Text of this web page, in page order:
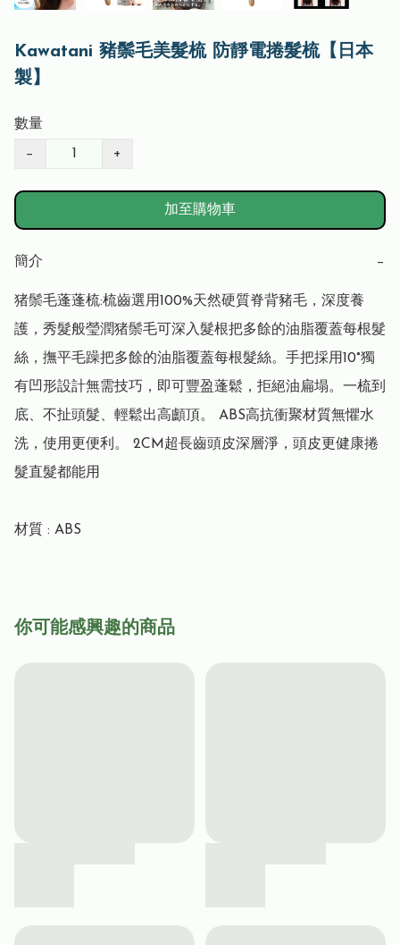
Kawatani 豬鬃毛美髮梳 防靜電捲髮梳【日本
製】
數量
− +
加至購物車
簡介 −
猪鬃毛蓬蓬梳:梳齒選用100%天然硬質脊背豬毛，深度養
護，秀髮般瑩潤猪鬃毛可深入髮根把多餘的油脂覆蓋每根髮
絲，撫平毛躁把多餘的油脂覆蓋每根髮絲。手把採用10°獨
有凹形設計無需技巧，即可豐盈蓬鬆，拒絕油扁塌。一梳到
底、不扯頭髮、輕鬆出高顱頂。 ABS高抗衝聚材質無懼水
洗，使用更便利。 2CM超長齒頭皮深層淨，頭皮更健康捲
髮直髮都能用
材質 : ABS
你可能感興趣的商品